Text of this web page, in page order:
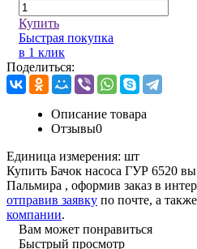
Купить
Быстрая покупка
в 1 клик
Поделиться:
Описание товара
Отзывы0
Единица измерения: шт
Купить Бачок насоса ГУР 6520
Пальмира , оформив заказ в
отправив заявку по почте, а
компании.
Вам может понравиться
Быстрый просмотр